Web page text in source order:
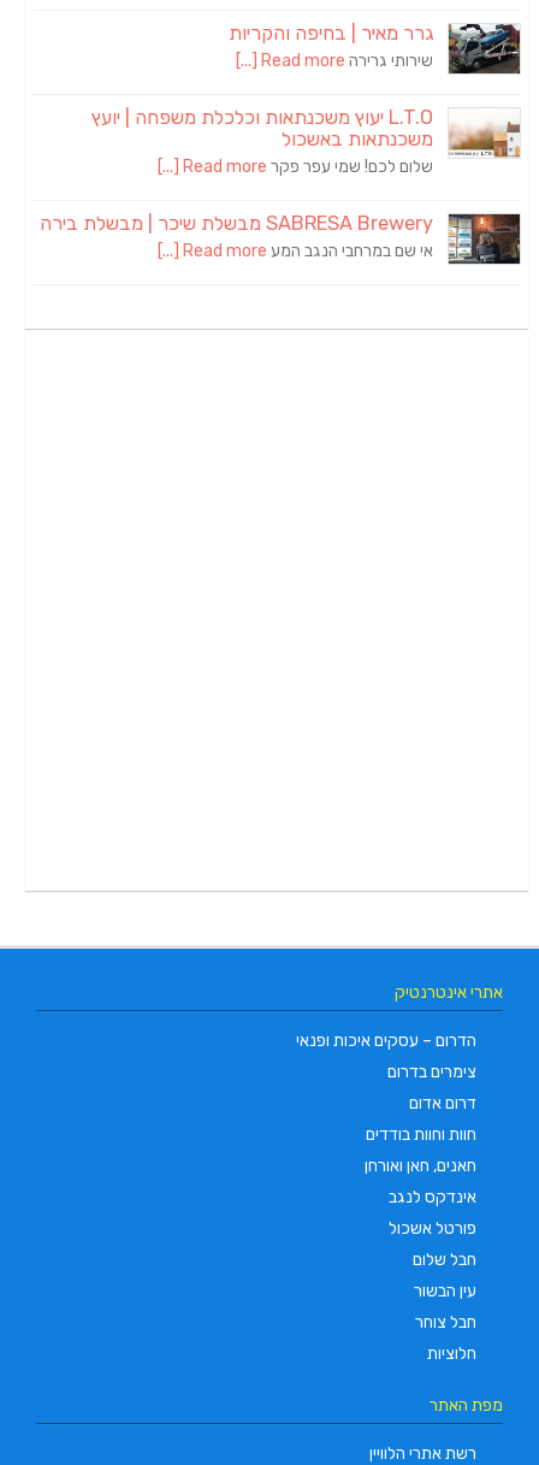
גרר מאיר | בחיפה והקריות
שירותי גרירה Read more [...]
L.T.O יעוץ משכנתאות וכלכלת משפחה | יועץ
משכנתאות באשכול
שלום לכם! שמי עפר פקר Read more [...]
SABRESA Brewery מבשלת שיכר | מבשלת בירה
אי שם במרחבי הנגב המע Read more [...]
אתרי אינטרנטיק
הדרום – עסקים איכות ופנאי
צימרים בדרום
דרום אדום
חוות וחוות בודדים
חאנים, חאן ואורחן
אינדקס לנגב
פורטל אשכול
חבל שלום
עין הבשור
חבל צוחר
חלוציות
מפת האתר
רשת אתרי הלוויין